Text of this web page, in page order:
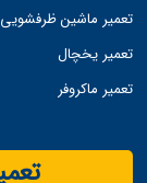
تعمیر ماشین ظرفشویی
تعمیر یخچال
تعمیر ماکروفر